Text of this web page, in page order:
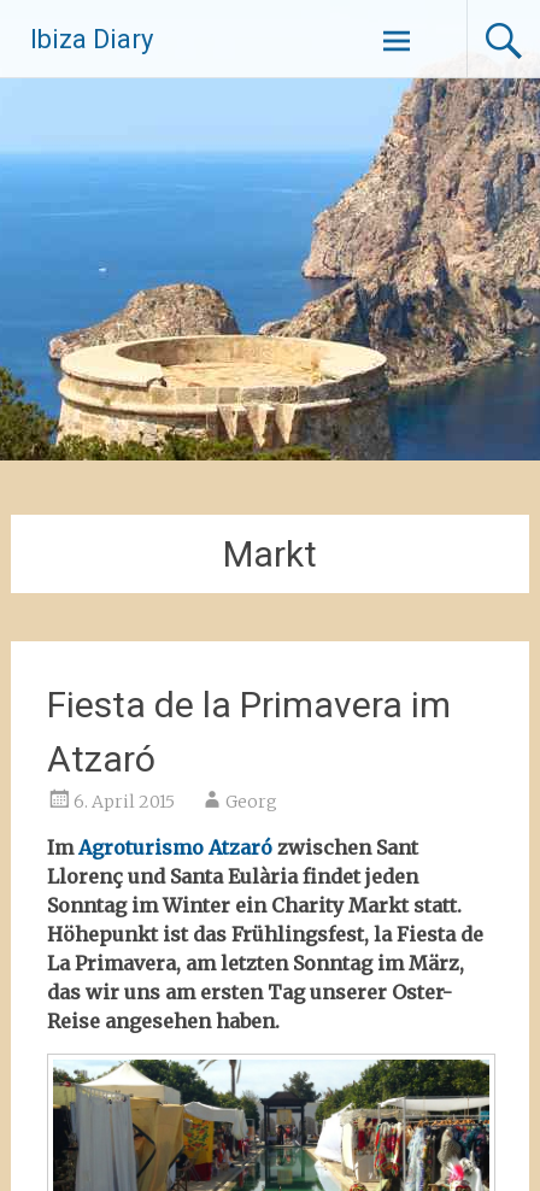
Inhalt
springen
Ibiza Diary
Markt
Fiesta de la Primavera im
Atzaró
6. April 2015 Georg
ImAgroturismo Atzarózwischen Sant
Llorenç und Santa Eulària findet jeden
Sonntag im Winter ein Charity Markt statt.
Höhepunkt ist das Frühlingsfest, la Fiesta de
La Primavera, am letzten Sonntag im März,
das wir uns am ersten Tag unserer Oster-
Reise angesehen haben.